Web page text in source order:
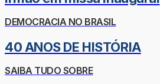
DEMOCRACIA NO BRASIL
40 ANOS DE HISTÓRIA
SAIBA TUDO SOBRE